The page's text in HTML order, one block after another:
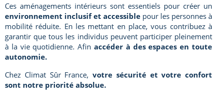
Ces aménagements intérieurs sont essentiels pour créer un
environnement inclusif et accessible pour les personnes à
mobilité réduite. En les mettant en place, vous contribuez à
garantir que tous les individus peuvent participer pleinement
à la vie quotidienne. Afin accéder à des espaces en toute
autonomie.
Chez Climat Sûr France, votre sécurité et votre confort
sont notre priorité absolue.